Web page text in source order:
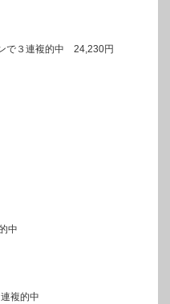
で３連複的中 24,230円
中
複的中